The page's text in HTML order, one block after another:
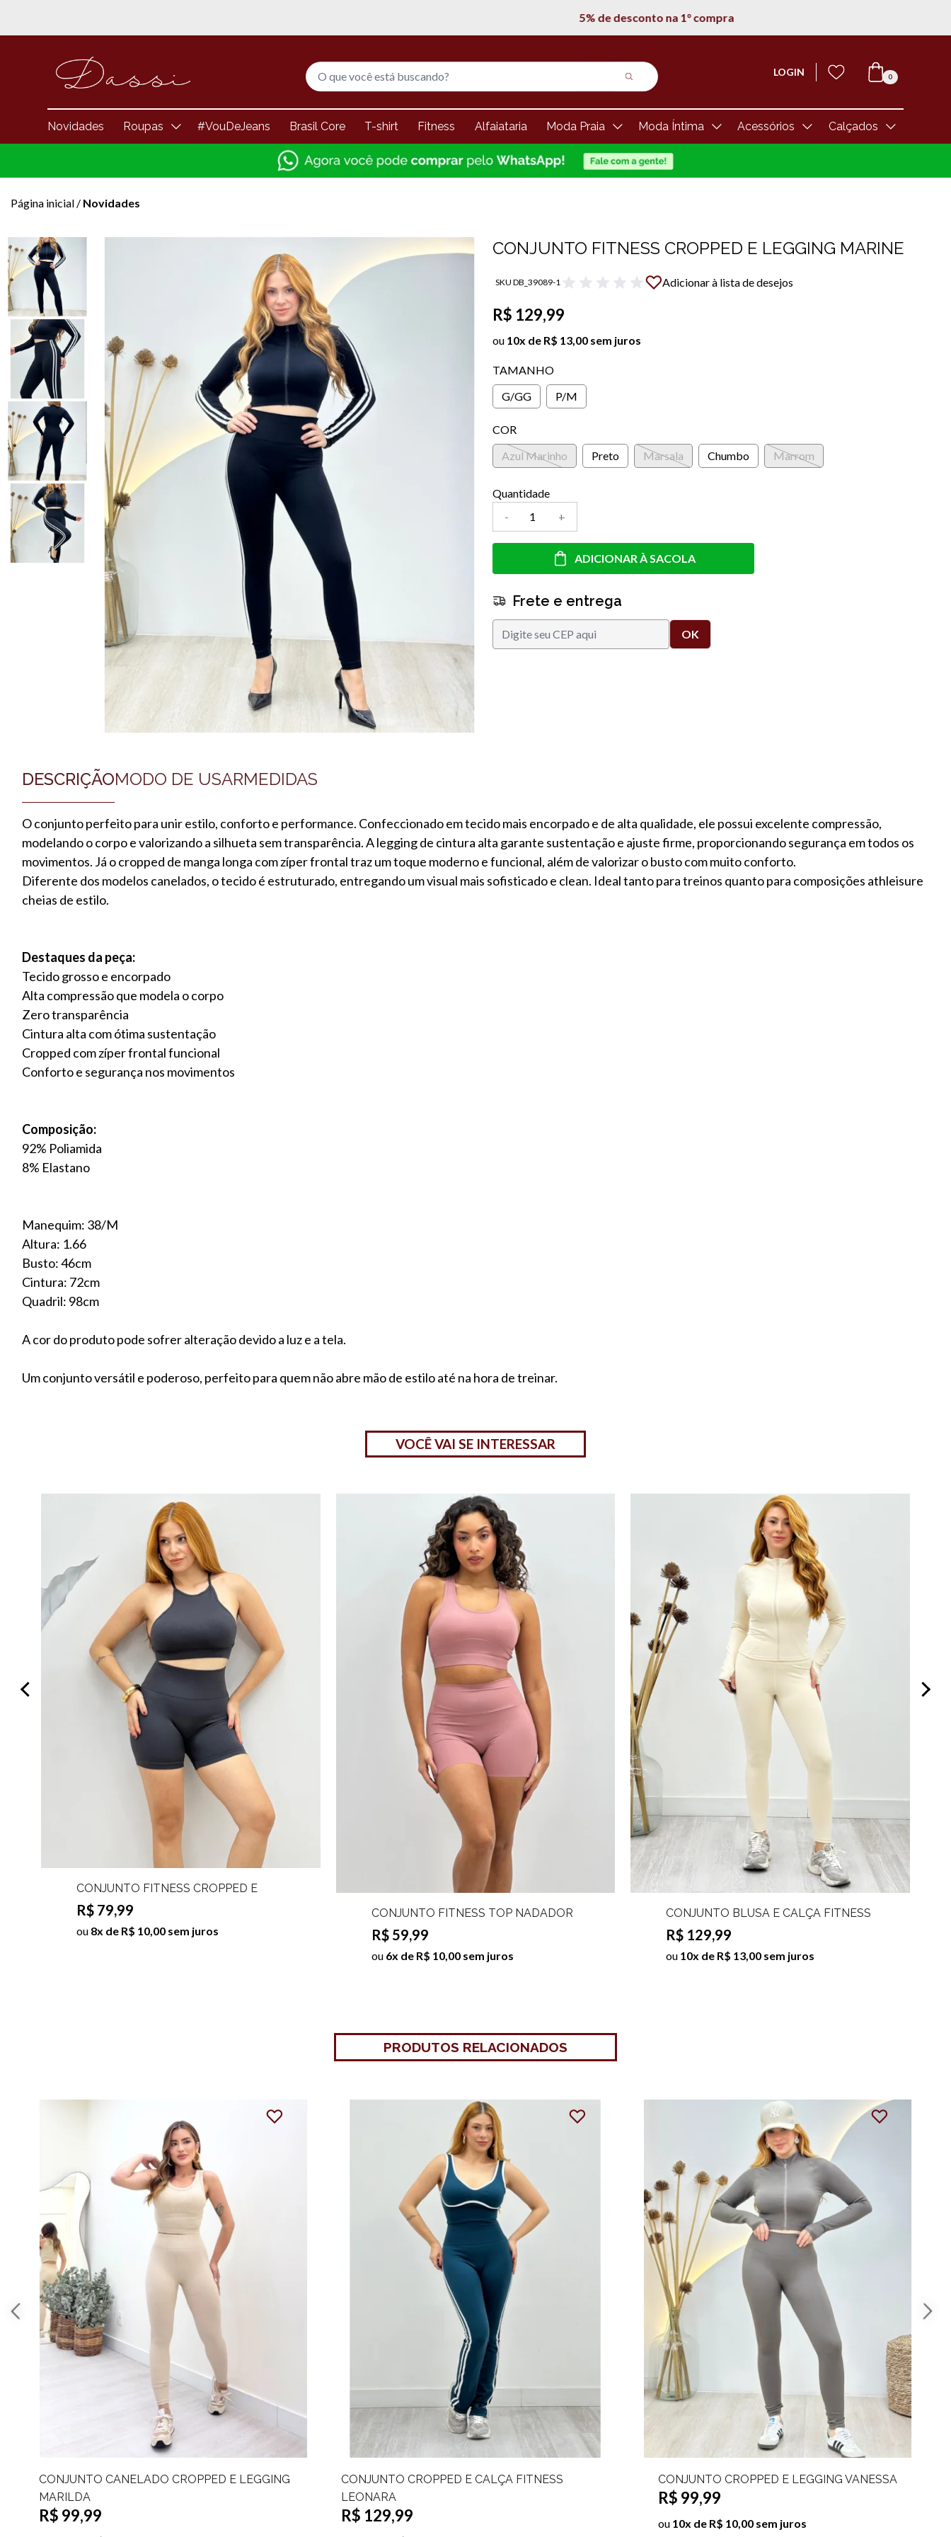
LOGIN 0
Novidades Roupas #VouDeJeans Brasil Core T-shirt Fitness Alfaiataria Moda Praia Moda Íntima Acessórios Calçados
Página inicial / Novidades
CONJUNTO FITNESS CROPPED E LEGGING MARINE
SKU DB_39089-1 Adicionar à lista de desejos
R$ 129,99
ou 10x de R$ 13,00 sem juros
TAMANHO
G/GG
P/M
COR
Azul Marinho
Preto Marsala Chumbo Marrom
Quantidade
-
+
ADICIONAR À SACOLA
Frete e entrega
DESCRIÇÃOMODO DE USARMEDIDAS
O conjunto perfeito para unir estilo, conforto e performance. Confeccionado em tecido mais encorpado e de alta qualidade, ele possui excelente compressão,
modelando o corpo e valorizando a silhueta sem transparência. A legging de cintura alta garante sustentação e ajuste firme, proporcionando segurança em todos os
movimentos. Já o cropped de manga longa com zíper frontal traz um toque moderno e funcional, além de valorizar o busto com muito conforto.
Diferente dos modelos canelados, o tecido é estruturado, entregando um visual mais sofisticado e clean. Ideal tanto para treinos quanto para composições athleisure
cheias de estilo.
Destaques da peça:
Tecido grosso e encorpado
Alta compressão que modela o corpo
Zero transparência
Cintura alta com ótima sustentação
Cropped com zíper frontal funcional
Conforto e segurança nos movimentos
Composição:
92% Poliamida
8% Elastano
Manequim: 38/M
Altura: 1.66
Busto: 46cm
Cintura: 72cm
Quadril: 98cm
A cor do produto pode sofrer alteração devido a luz e a tela.
Um conjunto versátil e poderoso, perfeito para quem não abre mão de estilo até na hora de treinar.
VOCÊ VAI SE INTERESSAR
CONJUNTO FITNESS CROPPED E
SHORT FABIANA
R$ 79,99
ou 8x de R$ 10,00 sem juros
CONJUNTO FITNESS TOP NADADOR
E SHORTS LAYLA
R$ 59,99
ou 6x de R$ 10,00 sem juros
CONJUNTO BLUSA E CALÇA FITNESS
LIZZIE
R$ 129,99
ou 10x de R$ 13,00 sem juros
PRODUTOS RELACIONADOS
CANELADO CROPPED E LEGGING
CONJUNTO CROPPED E CALÇA FITNESS
CONJUNTO CROPPED E LEGGING VANESSA
10x de R$ 10,00 sem juros
CONJUNTO